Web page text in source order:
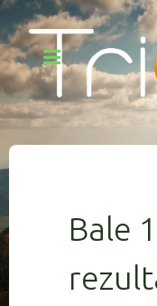
Bale